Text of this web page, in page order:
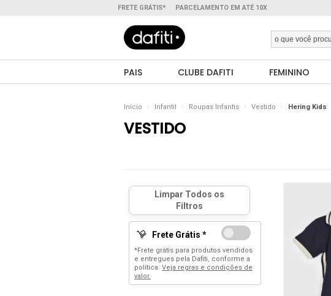
FRETE GRÁTIS* PARCELAMENTO EM ATÉ 10X
PAIS CLUBE DAFITI FEMININO
Início Infantil Roupas Infantis Vestido Hering Kids
VESTIDO
Frete Grátis *
*Frete grátis para produtos vendidos
e entregues pela Dafiti, conforme a
política: Veja regras e condições de
valor.